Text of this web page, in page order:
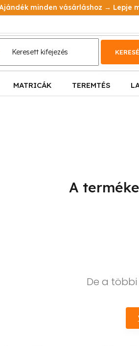
minden vásárláshoz → Lepje
MATRICÁK TEREMTÉS
A
De a